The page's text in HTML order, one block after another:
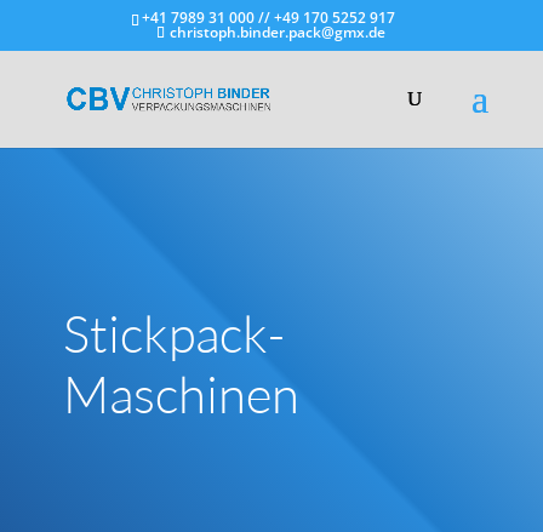
+41 7989 31 000 // +49 170 5252 917
christoph.binder.pack@gmx.de
Stickpack-
Maschinen